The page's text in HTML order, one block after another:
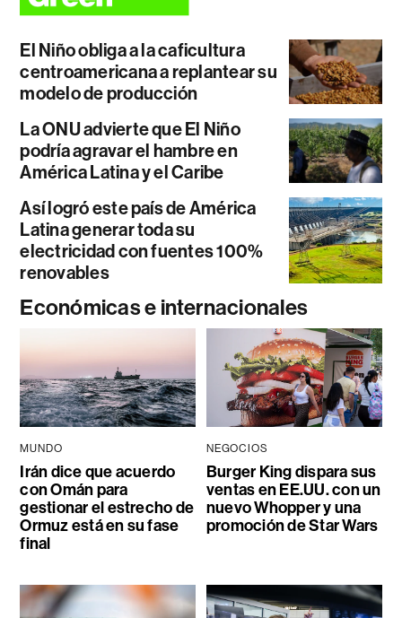
El Niño obliga a la caficultura
centroamericana a replantear su
modelo de producción
La ONU advierte que El Niño
podría agravar el hambre en
América Latina y el Caribe
Así logró este país de América
Latina generar toda su
electricidad con fuentes 100%
renovables
Económicas e internacionales
MUNDO
Irán dice que acuerdo
con Omán para
gestionar el estrecho de
Ormuz está en su fase
final
NEGOCIOS
Burger King dispara sus
ventas en EE.UU. con un
nuevo Whopper y una
promoción de Star Wars